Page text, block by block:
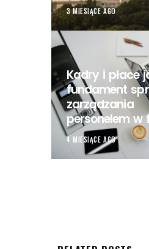
3 MIESIĄCE AGO
Kadry i płace
fundament
zarządzania
personelem w
4 MIESIĄCE AGO